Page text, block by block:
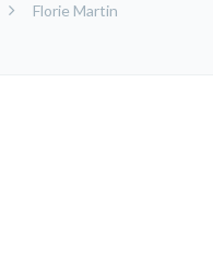
Florie Martin